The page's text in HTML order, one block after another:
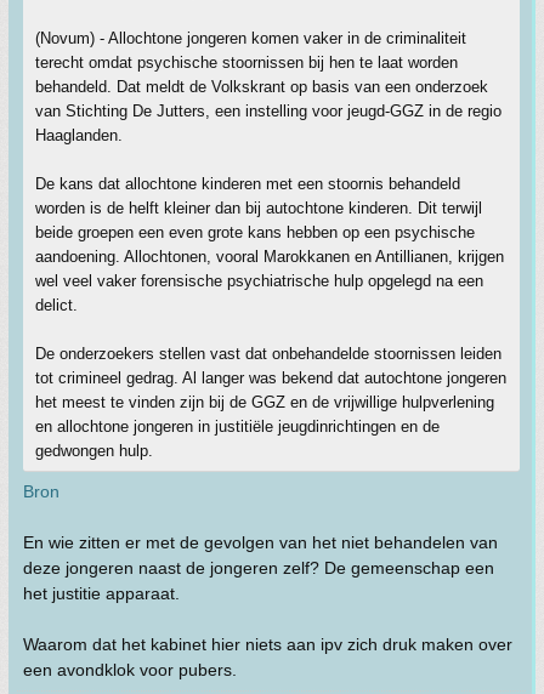
(Novum) - Allochtone jongeren komen vaker in de criminaliteit
terecht omdat psychische stoornissen bij hen te laat worden
behandeld. Dat meldt de Volkskrant op basis van een onderzoek
van Stichting De Jutters, een instelling voor jeugd-GGZ in de regio
Haaglanden.
De kans dat allochtone kinderen met een stoornis behandeld
worden is de helft kleiner dan bij autochtone kinderen. Dit terwijl
beide groepen een even grote kans hebben op een psychische
aandoening. Allochtonen, vooral Marokkanen en Antillianen, krijgen
wel veel vaker forensische psychiatrische hulp opgelegd na een
delict.
De onderzoekers stellen vast dat onbehandelde stoornissen leiden
tot crimineel gedrag. Al langer was bekend dat autochtone jongeren
het meest te vinden zijn bij de GGZ en de vrijwillige hulpverlening
en allochtone jongeren in justitiële jeugdinrichtingen en de
gedwongen hulp.
Bron
En wie zitten er met de gevolgen van het niet behandelen van
deze jongeren naast de jongeren zelf? De gemeenschap een
het justitie apparaat.
Waarom dat het kabinet hier niets aan ipv zich druk maken over
een avondklok voor pubers.